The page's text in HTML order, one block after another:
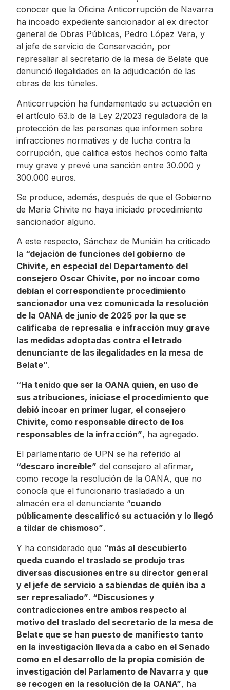
conocer que la Oficina Anticorrupción de Navarra
ha incoado expediente sancionador al ex director
general de Obras Públicas, Pedro López Vera, y
al jefe de servicio de Conservación, por
represaliar al secretario de la mesa de Belate que
denunció ilegalidades en la adjudicación de las
obras de los túneles.
Anticorrupción ha fundamentado su actuación en
el artículo 63.b de la Ley 2/2023 reguladora de la
protección de las personas que informen sobre
infracciones normativas y de lucha contra la
corrupción, que califica estos hechos como falta
muy grave y prevé una sanción entre 30.000 y
300.000 euros.
Se produce, además, después de que el Gobierno
de María Chivite no haya iniciado procedimiento
sancionador alguno.
A este respecto, Sánchez de Muniáin ha criticado
la “dejación de funciones del gobierno de
Chivite, en especial del Departamento del
consejero Oscar Chivite, por no incoar como
debían el correspondiente procedimiento
sancionador una vez comunicada la resolución
de la OANA de junio de 2025 por la que se
calificaba de represalia e infracción muy grave
las medidas adoptadas contra el letrado
denunciante de las ilegalidades en la mesa de
Belate”.
“Ha tenido que ser la OANA quien, en uso de
sus atribuciones, iniciase el procedimiento que
debió incoar en primer lugar, el consejero
Chivite, como responsable directo de los
responsables de la infracción”, ha agregado.
El parlamentario de UPN se ha referido al
“descaro increíble” del consejero al afirmar,
como recoge la resolución de la OANA, que no
conocía que el funcionario trasladado a un
almacén era el denunciante “cuando
públicamente descalificó su actuación y lo llegó
a tildar de chismoso”.
Y ha considerado que “más al descubierto
queda cuando el traslado se produjo tras
diversas discusiones entre su director general
y el jefe de servicio a sabiendas de quién iba a
ser represaliado”. “Discusiones y
contradicciones entre ambos respecto al
motivo del traslado del secretario de la mesa de
Belate que se han puesto de manifiesto tanto
en la investigación llevada a cabo en el Senado
como en el desarrollo de la propia comisión de
investigación del Parlamento de Navarra y que
se recogen en la resolución de la OANA”, ha